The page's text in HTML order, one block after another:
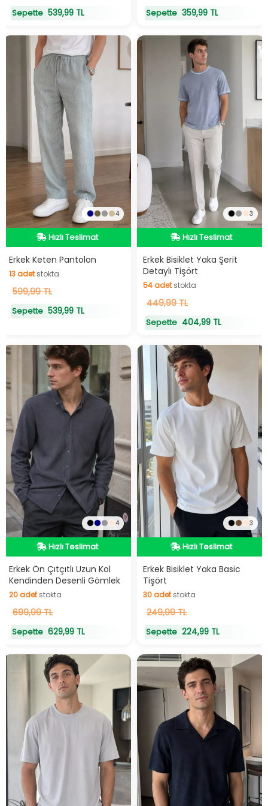
Sepette 539,99 TL Sepette 359,99 TL
4
Hızlı Teslimat
Hızlı Teslimat
Erkek Keten Pantolon
13adetstokta
13adetstokta
599,99 TL
Sepette 539,99 TL
3
Hızlı Teslimat
Hızlı Teslimat
Erkek Bisiklet Yaka Şerit
Detaylı Tişört
54adetstokta
54adetstokta
449,99 TL
Sepette 404,99 TL
4
Hızlı Teslimat
Hızlı Teslimat
Erkek Ön Çıtçıtlı Uzun Kol
Kendinden Desenli Gömlek
20adetstokta
20adetstokta
699,99 TL
Sepette 629,99 TL
3
Hızlı Teslimat
Hızlı Teslimat
Erkek Bisiklet Yaka Basic
Tişört
30adetstokta
30adetstokta
249,99 TL
Sepette 224,99 TL